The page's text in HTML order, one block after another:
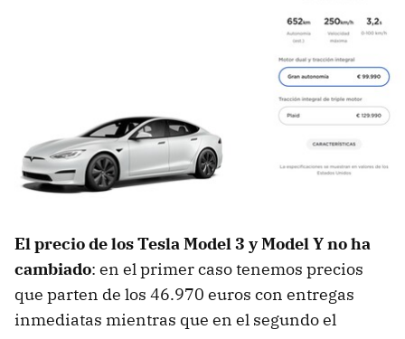
El precio de los Tesla Model 3 y Model Y no ha
cambiado: en el primer caso tenemos precios
que parten de los 46.970 euros con entregas
inmediatas mientras que en el segundo el